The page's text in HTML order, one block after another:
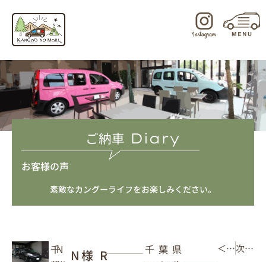
キ
ッ
プ
ご納車 Diary
お客様の声
素敵なカングーライフをお楽しみください。
千N N様 R 千葉県 ＜ 前の記事 次の記事 ＞